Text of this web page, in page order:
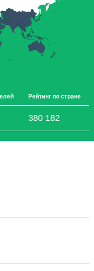
Рейтинг по стране
380 182